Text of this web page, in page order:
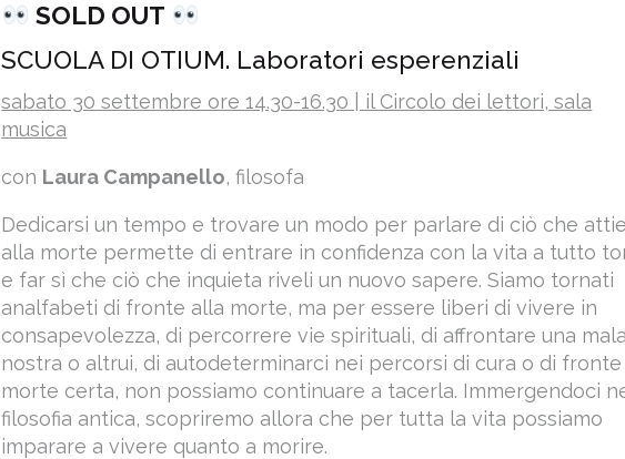
SOLD OUT
SCUOLA DI OTIUM. Laboratori esperenziali
sabato 30 settembre ore 14.30-16.30 | il Circolo dei lettori, sala
musica
con Laura Campanello, filosofa
Dedicarsi un tempo e trovare un modo per parlare di ciò che
alla morte permette di entrare in confidenza con la vita a tutto
e far sì che ciò che inquieta riveli un nuovo sapere. Siamo tornati
analfabeti di fronte alla morte, ma per essere liberi di vivere in
consapevolezza, di percorrere vie spirituali, di affrontare una
nostra o altrui, di autodeterminarci nei percorsi di cura o di fronte
morte certa, non possiamo continuare a tacerla. Immergendoci
filosofia antica, scopriremo allora che per tutta la vita possiamo
imparare a vivere quanto a morire.